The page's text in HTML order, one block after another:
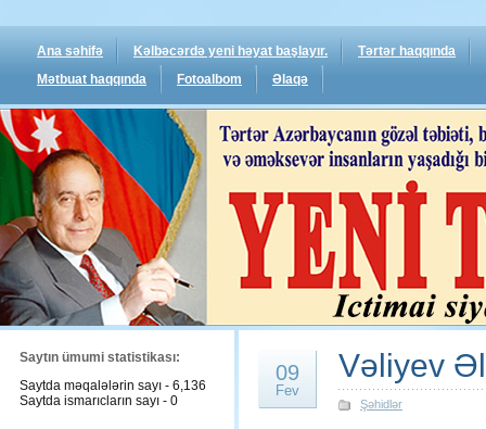
Ana səhifə Kəlbəcərdə yeni həyat başlayır.
Tərtər haqqında
Mətbuat haqqında
Fotoalbom Əlaqə
Saytın ümumi statistikası:
Saytda məqalələrin sayı - 6,136
Saytda ismarıcların sayı - 0
09
Fev
Vəliyev
Şəhidlər